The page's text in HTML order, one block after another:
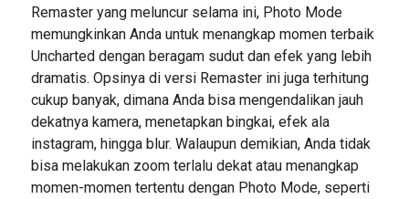
Remaster yang meluncur selama ini, Photo Mode
memungkinkan Anda untuk menangkap momen terbaik
Uncharted dengan beragam sudut dan efek yang lebih
dramatis. Opsinya di versi Remaster ini juga terhitung
cukup banyak, dimana Anda bisa mengendalikan jauh
dekatnya kamera, menetapkan bingkai, efek ala
instagram, hingga blur. Walaupun demikian, Anda tidak
bisa melakukan zoom terlalu dekat atau menangkap
momen-momen tertentu dengan Photo Mode, seperti